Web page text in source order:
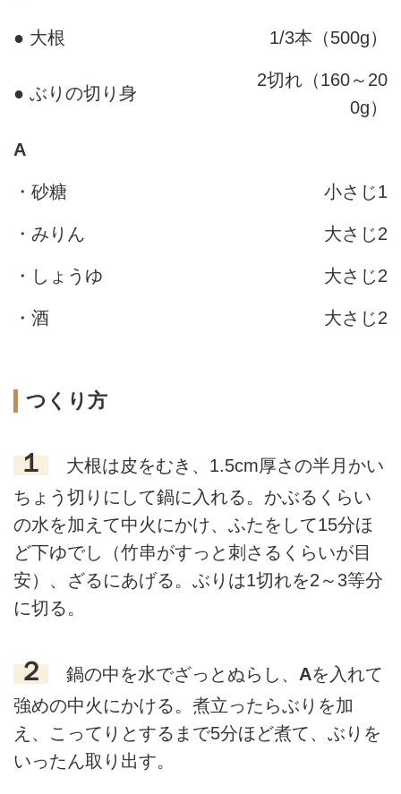
● 大根 1/3本（500g）
● ぶりの切り身
2切れ（160～20
0g）
A
・砂糖 小さじ1
・みりん 大さじ2
・しょうゆ 大さじ2
・酒 大さじ2
つくり方
１
大根は皮をむき、1.5cm厚さの半月かい
ちょう切りにして鍋に入れる。かぶるくらい
の水を加えて中火にかけ、ふたをして15分ほ
ど下ゆでし（竹串がすっと刺さるくらいが目
安）、ざるにあげる。ぶりは1切れを2～3等分
に切る。
２ 鍋の中を水でざっとぬらし、 Aを入れて
強めの中火にかける。煮立ったらぶりを加
え、こってりとするまで5分ほど煮て、ぶりを
いったん取り出す。